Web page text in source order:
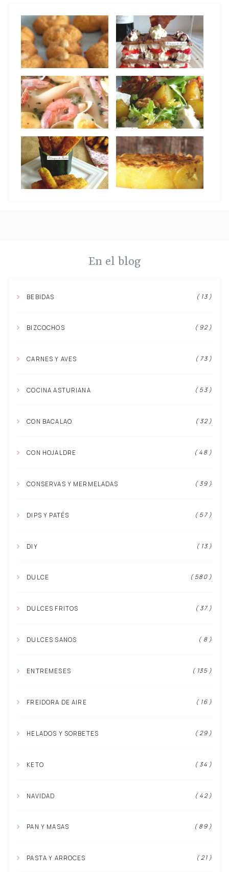
En el blog
BEBIDAS ( 13 )
BIZCOCHOS ( 92 )
CARNES Y AVES ( 73 )
COCINA ASTURIANA ( 53 )
CON BACALAO ( 32 )
CON HOJALDRE ( 48 )
CONSERVAS Y MERMELADAS ( 39 )
DIPS Y PATÉS ( 57 )
DIY ( 13 )
DULCE ( 580 )
DULCES FRITOS ( 37 )
DULCES SANOS ( 8 )
ENTREMESES ( 135 )
FREIDORA DE AIRE ( 16 )
HELADOS Y SORBETES ( 29 )
KETO ( 34 )
NAVIDAD ( 42 )
PAN Y MASAS ( 89 )
PASTA Y ARROCES ( 21 )